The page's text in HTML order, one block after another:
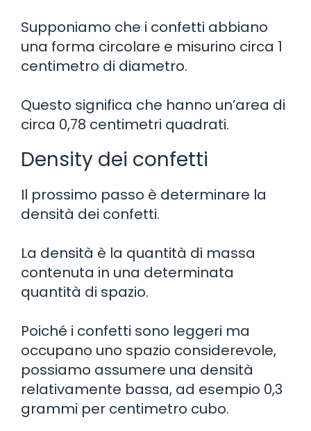
Supponiamo che i confetti abbiano
una forma circolare e misurino circa 1
centimetro di diametro.
Questo significa che hanno un’area di
circa 0,78 centimetri quadrati.
Density dei confetti
Il prossimo passo è determinare la
densità dei confetti.
La densità è la quantità di massa
contenuta in una determinata
quantità di spazio.
Poiché i confetti sono leggeri ma
occupano uno spazio considerevole,
possiamo assumere una densità
relativamente bassa, ad esempio 0,3
grammi per centimetro cubo.